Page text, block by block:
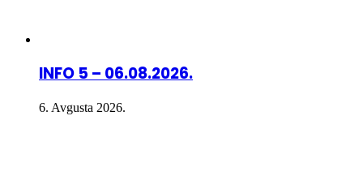
INFO 5 – 06.08.2026.
6. Avgusta 2026.